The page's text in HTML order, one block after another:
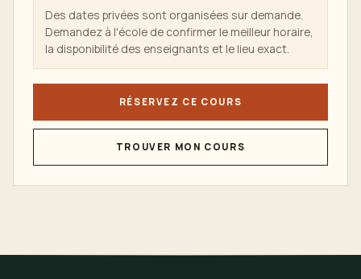
Des dates privées sont organisées sur demande.
Demandez à l'école de confirmer le meilleur horaire,
la disponibilité des enseignants et le lieu exact.
RÉSERVEZ CE COURS
TROUVER MON COURS